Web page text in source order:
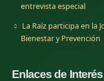
entrevista especial
La Raíz participa en la
Bienestar y Prevención
Enlaces de Interés